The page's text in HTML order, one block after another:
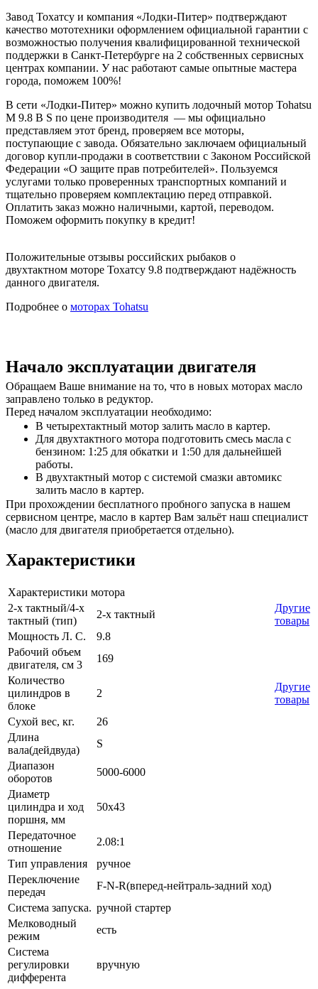
Завод Тохатсу и компания «Лодки-Питер» подтверждают
качество мототехники оформлением официальной гарантии с
возможностью получения квалифицированной технической
поддержки в Санкт-Петербурге на 2 собственных сервисных
центрах компании. У нас работают самые опытные мастера
города, поможем 100%!
В сети «Лодки-Питер» можно купить лодочный мотор Tohatsu
M 9.8 B S по цене производителя — мы официально
представляем этот бренд, проверяем все моторы,
поступающие с завода. Обязательно заключаем официальный
договор купли-продажи в соответствии с Законом Российской
Федерации «О защите прав потребителей». Пользуемся
услугами только проверенных транспортных компаний и
тщательно проверяем комплектацию перед отправкой.
Оплатить заказ можно наличными, картой, переводом.
Поможем оформить покупку в кредит!
Положительные отзывы российских рыбаков о
двухтактном моторе Тохатсу 9.8 подтверждают надёжность
данного двигателя.
Подробнее о моторах Tohatsu
Начало эксплуатации двигателя
Обращаем Ваше внимание на то, что в новых моторах масло
заправлено только в редуктор.
Перед началом эксплуатации необходимо:
В четырехтактный мотор залить масло в картер.
Для двухтактного мотора подготовить смесь масла с
бензином: 1:25 для обкатки и 1:50 для дальнейшей
работы.
В двухтактный мотор с системой смазки автомикс
залить масло в картер.
При прохождении бесплатного пробного запуска в нашем
сервисном центре, масло в картер Вам зальёт наш специалист
(масло для двигателя приобретается отдельно).
Характеристики
Характеристики мотора
2-х тактный/4-х
тактный (тип)
2-х тактный
Другие
товары
Мощность Л. С.
9.8
Рабочий объем
двигателя, см 3
169
Количество
цилиндров в
блоке
2
Другие
товары
Сухой вес, кг.
26
Длина
вала(дейдвуда)
S
Диапазон
оборотов
5000-6000
Диаметр
цилиндра и ход
поршня, мм
50х43
Передаточное
отношение
2.08:1
Тип управления
ручное
Переключение
передач
F-N-R(вперед-нейтраль-задний ход)
Система запуска. ручной стартер
Мелководный
режим
есть
Система
регулировки
дифферента
вручную